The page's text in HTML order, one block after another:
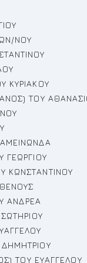
ΝΟΥ
ΚΥΡΙΑΚΟΥ
ΤΟΥ
ΓΕΩΡΓΙΟΥ
ΚΩΝΣΤΑΝΤΙΝΟΥ
ΑΝΔΡΕΑ
ΤΟΥ ΕΥΑΓΓΕΛΟΥ